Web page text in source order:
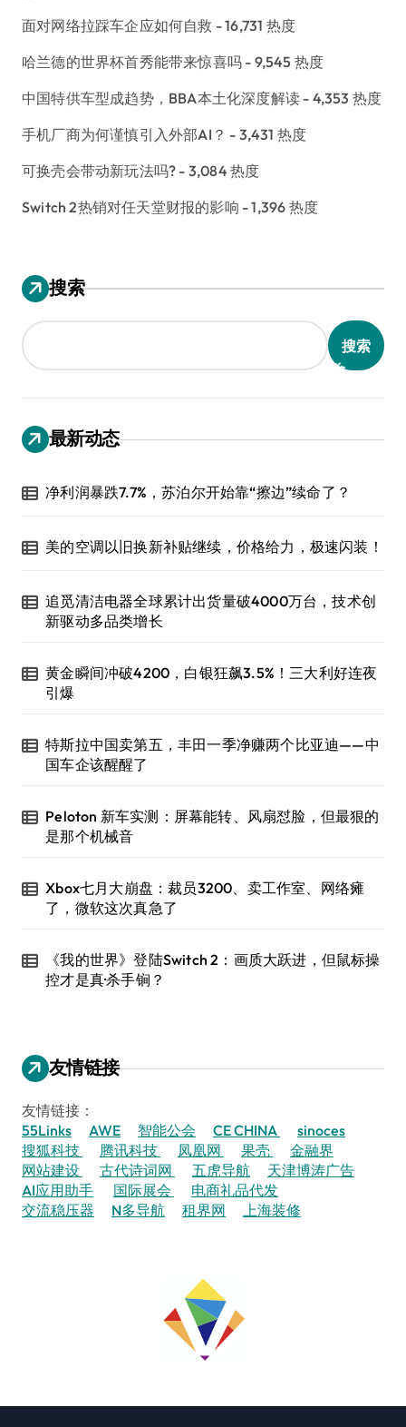
面对网络拉踩车企应如何自救 - 16,731 热度
哈兰德的世界杯首秀能带来惊喜吗 - 9,545 热度
中国特供车型成趋势，BBA本土化深度解读 - 4,353 热度
手机厂商为何谨慎引入外部AI？ - 3,431 热度
可换壳会带动新玩法吗? - 3,084 热度
Switch 2热销对任天堂财报的影响 - 1,396 热度
搜索
搜索
最新动态
净利润暴跌7.7%，苏泊尔开始靠“擦边”续命了？
美的空调以旧换新补贴继续，价格给力，极速闪装！
追觅清洁电器全球累计出货量破4000万台，技术创
新驱动多品类增长
黄金瞬间冲破4200，白银狂飙3.5%！三大利好连夜
引爆
特斯拉中国卖第五，丰田一季净赚两个比亚迪——中
国车企该醒醒了
Peloton 新车实测：屏幕能转、风扇怼脸，但最狠的
是那个机械音
Xbox七月大崩盘：裁员3200、卖工作室、网络瘫
了，微软这次真急了
《我的世界》登陆Switch 2：画质大跃进，但鼠标操
控才是真·杀手锏？
友情链接
友情链接：
55Links
AWE 智能公会 CE CHINA
sinoces
搜狐科技
腾讯科技 凤凰网 果壳
金融界
网站建设
古代诗词网 五虎导航
天津博涛广告
AI应用助手
国际展会
电商礼品代发
交流稳压器
N多导航 租界网 上海装修